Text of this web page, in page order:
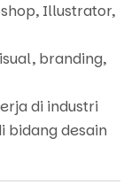
Illustrator,
branding,
di industri
bidang desain